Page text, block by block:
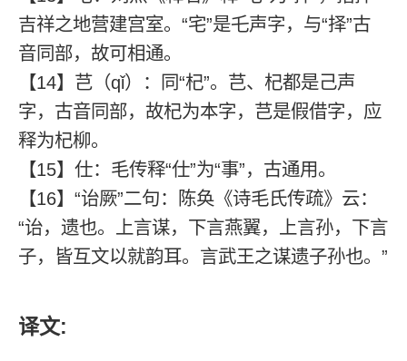
吉祥之地营建宫室。“宅”是乇声字，与“择”古
音同部，故可相通。
【14】芑（qǐ）：同“杞”。芑、杞都是己声
字，古音同部，故杞为本字，芑是假借字，应
释为杞柳。
【15】仕：毛传释“仕”为“事”，古通用。
【16】“诒厥”二句：陈奂《诗毛氏传疏》云：
“诒，遗也。上言谋，下言燕翼，上言孙，下言
子，皆互文以就韵耳。言武王之谋遗子孙也。”
译文: